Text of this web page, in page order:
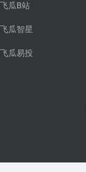
飞瓜B站
飞瓜智星
飞瓜易投